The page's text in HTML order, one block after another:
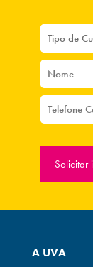
Solicitar
A UVA